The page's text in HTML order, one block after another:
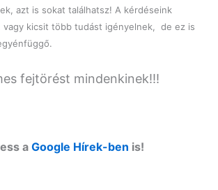
azt is sokat találhatsz! A kérdéseink
vagy kicsit több tudást igényelnek, de ez is
fejtörést mindenkinek!!!
a Google Hírek-ben is!